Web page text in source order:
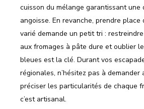
cuisson du mélange garantissant une
angoisse. En revanche, prendre
varié demande un petit tri :
aux fromages à pâte dure et oublier
bleues est la clé. Durant vos
régionales, n’hésitez pas à demander
préciser les particularités de chaque
c’est artisanal.